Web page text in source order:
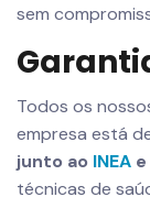
sem
Todos os
empresa está
junto ao INEA e
técnicas de